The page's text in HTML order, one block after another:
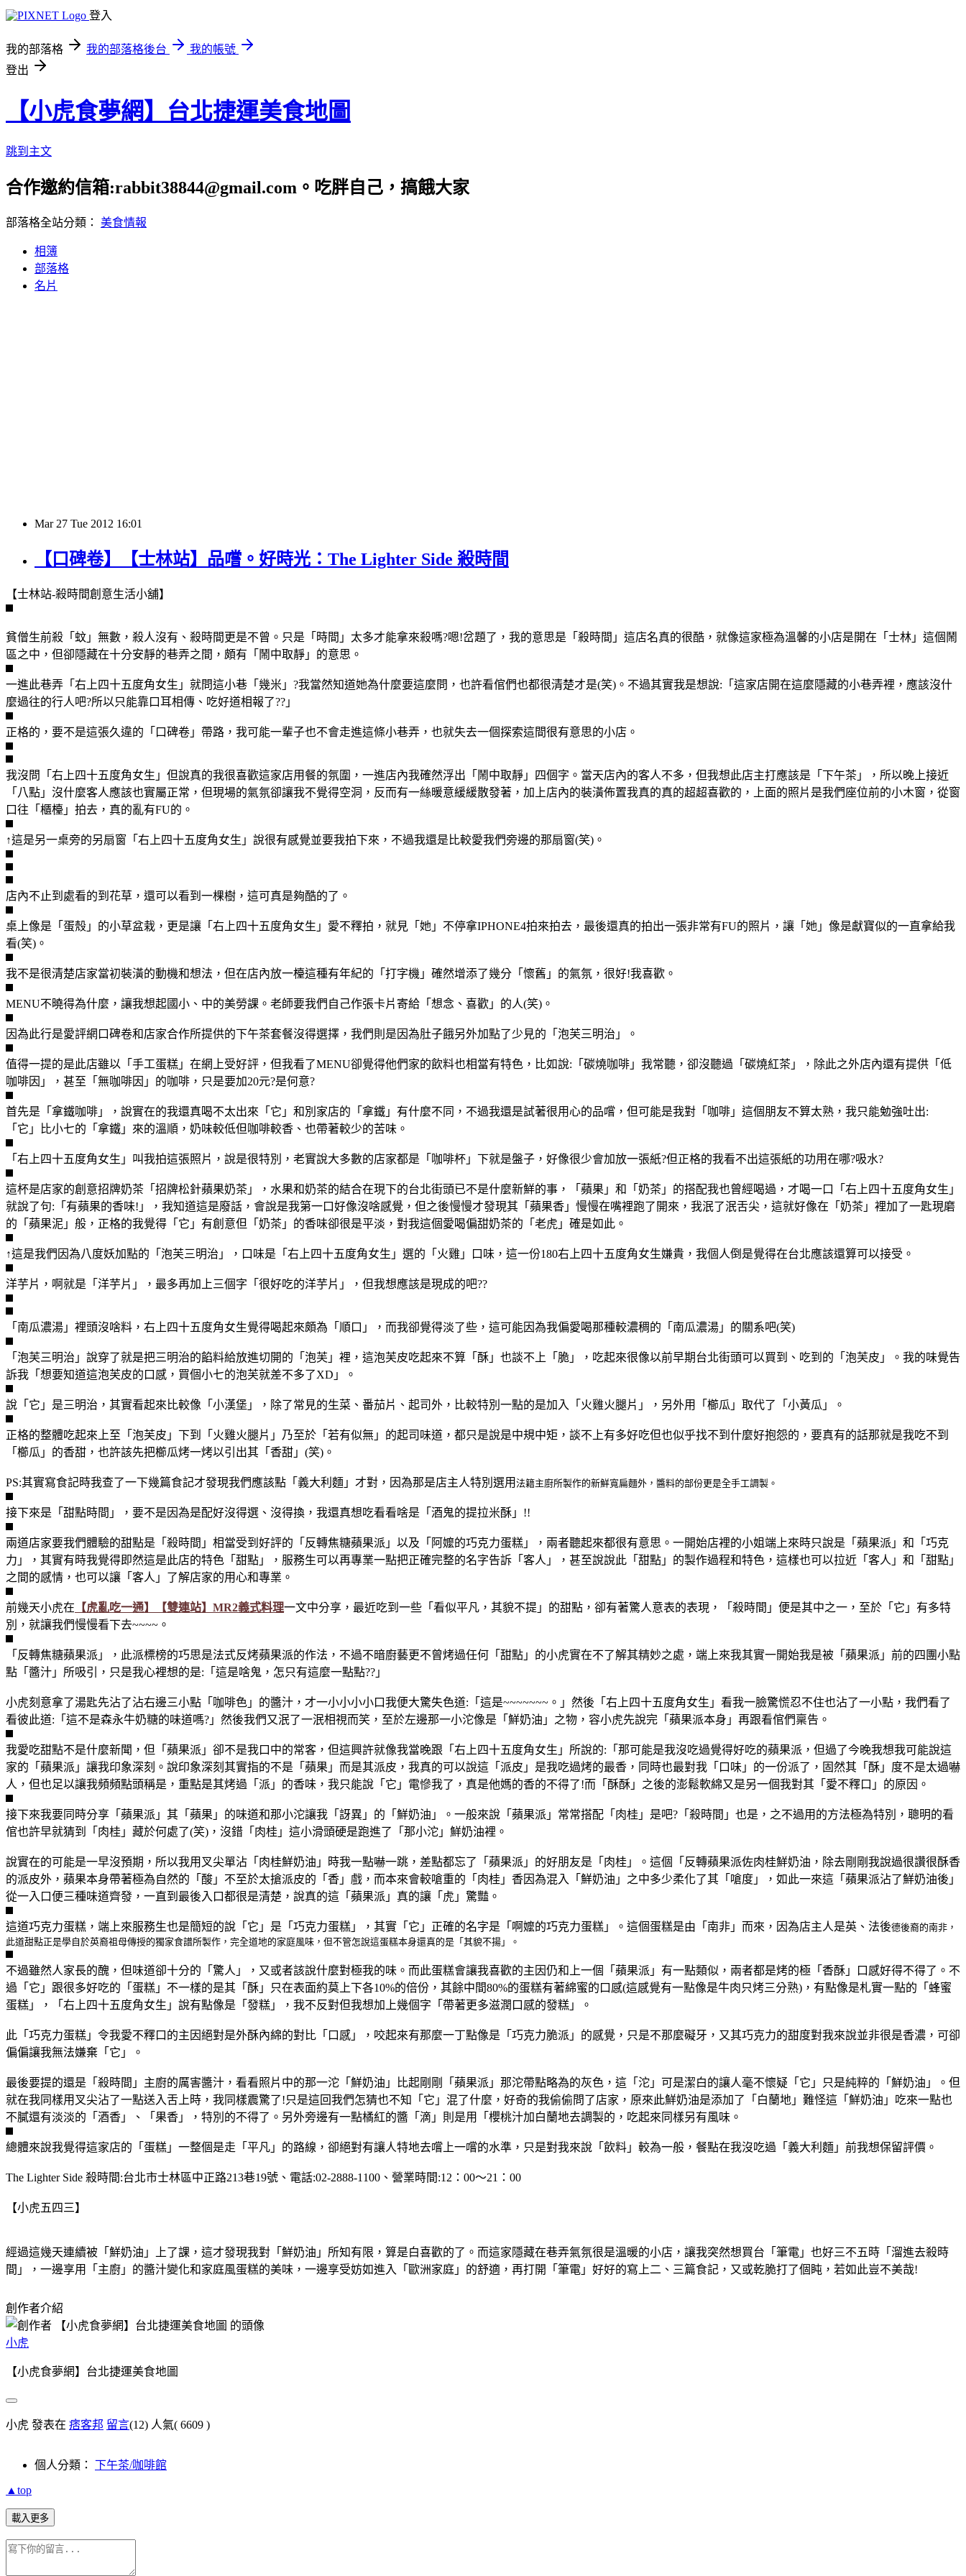
登入
我的部落格 我的部落格後台
我的帳號
登出
【小虎食夢網】台北捷運美食地圖
跳到主文
合作邀約信箱:rabbit38844@gmail.com。吃胖自己，搞餓大家
部落格全站分類： 美食情報
相簿
部落格
名片
Mar 27 Tue 2012 16:01
【口碑卷】【士林站】品嚐。好時光：The Lighter Side 殺時間
【士林站-殺時間創意生活小舖】
貧僧生前殺「蚊」無數，殺人沒有、殺時間更是不曾。只是「時間」太多才能拿來殺嗎?嗯!岔題了，我的意思是「殺時間」這店名真的很酷，就像這家極為溫馨的小店是開在「士林」這個鬧
區之中，但卻隱藏在十分安靜的巷弄之間，頗有「鬧中取靜」的意思。
一進此巷弄「右上四十五度角女生」就問這小巷「幾米」?我當然知道她為什麼要這麼問，也許看倌們也都很清楚才是(笑)。不過其實我是想說:「這家店開在這麼隱藏的小巷弄裡，應該沒什
麼過往的行人吧?所以只能靠口耳相傳、吃好道相報了??」
正格的，要不是這張久違的「口碑卷」帶路，我可能一輩子也不會走進這條小巷弄，也就失去一個探索這間很有意思的小店。
我沒問「右上四十五度角女生」但說真的我很喜歡這家店用餐的氛圍，一進店內我確然浮出「鬧中取靜」四個字。當天店內的客人不多，但我想此店主打應該是「下午茶」，所以晚上接近
「八點」沒什麼客人應該也實屬正常，但現場的氣氛卻讓我不覺得空洞，反而有一絲暖意緩緩散發著，加上店內的裝潢佈置我真的真的超超喜歡的，上面的照片是我們座位前的小木窗，從窗
口往「櫃檯」拍去，真的亂有FU的。
↑這是另一桌旁的另扇窗「右上四十五度角女生」說很有感覺並要我拍下來，不過我還是比較愛我們旁邊的那扇窗(笑)。
店內不止到處看的到花草，還可以看到一棵樹，這可真是夠酷的了。
桌上像是「蛋殼」的小草盆栽，更是讓「右上四十五度角女生」愛不釋拍，就見「她」不停拿IPHONE4拍來拍去，最後還真的拍出一張非常有FU的照片，讓「她」像是獻寶似的一直拿給我
看(笑)。
我不是很清楚店家當初裝潢的動機和想法，但在店內放一檯這種有年紀的「打字機」確然增添了幾分「懷舊」的氣氛，很好!我喜歡。
MENU不曉得為什麼，讓我想起國小、中的美勞課。老師要我們自己作張卡片寄給「想念、喜歡」的人(笑)。
因為此行是愛評網口碑卷和店家合作所提供的下午茶套餐沒得選擇，我們則是因為肚子餓另外加點了少見的「泡芙三明治」。
值得一提的是此店雖以「手工蛋糕」在網上受好評，但我看了MENU卻覺得他們家的飲料也相當有特色，比如說:「碳燒咖啡」我常聽，卻沒聽過「碳燒紅茶」，除此之外店內還有提供「低
咖啡因」，甚至「無咖啡因」的咖啡，只是要加20元?是何意?
首先是「拿鐵咖啡」，說實在的我還真喝不太出來「它」和別家店的「拿鐵」有什麼不同，不過我還是試著很用心的品嚐，但可能是我對「咖啡」這個朋友不算太熟，我只能勉強吐出:
「它」比小七的「拿鐵」來的溫順，奶味較低但咖啡較香、也帶著較少的苦味。
「右上四十五度角女生」叫我拍這張照片，說是很特別，老實說大多數的店家都是「咖啡杯」下就是盤子，好像很少會加放一張紙?但正格的我看不出這張紙的功用在哪?吸水?
這杯是店家的創意招牌奶茶「招牌松針蘋果奶茶」，水果和奶茶的結合在現下的台北街頭已不是什麼新鮮的事，「蘋果」和「奶茶」的搭配我也曾經喝過，才喝一口「右上四十五度角女生」
就說了句:「有蘋果的香味!」，我知道這是廢話，會說是我第一口好像沒啥感覺，但之後慢慢才發現其「蘋果香」慢慢在嘴裡跑了開來，我泯了泯舌尖，這就好像在「奶茶」裡加了一匙現磨
的「蘋果泥」般，正格的我覺得「它」有創意但「奶茶」的香味卻很是平淡，對我這個愛喝偏甜奶茶的「老虎」確是如此。
↑這是我們因為八度妖加點的「泡芙三明治」，口味是「右上四十五度角女生」選的「火雞」口味，這一份180右上四十五度角女生嫌貴，我個人倒是覺得在台北應該還算可以接受。
洋芋片，啊就是「洋芋片」，最多再加上三個字「很好吃的洋芋片」，但我想應該是現成的吧??
「南瓜濃湯」裡頭沒啥料，右上四十五度角女生覺得喝起來頗為「順口」，而我卻覺得淡了些，這可能因為我偏愛喝那種較濃稠的「南瓜濃湯」的關系吧(笑)
「泡芙三明治」說穿了就是把三明治的餡料給放進切開的「泡芙」裡，這泡芙皮吃起來不算「酥」也談不上「脆」，吃起來很像以前早期台北街頭可以買到、吃到的「泡芙皮」。我的味覺告
訴我「想要知道這泡芙皮的口感，買個小七的泡芙就差不多了XD」。
說「它」是三明治，其實看起來比較像「小漢堡」，除了常見的生菜、番茄片、起司外，比較特別一點的是加入「火雞火腿片」，另外用「櫛瓜」取代了「小黃瓜」。
正格的整體吃起來上至「泡芙皮」下到「火雞火腿片」乃至於「若有似無」的起司味道，都只是說是中規中矩，談不上有多好吃但也似乎找不到什麼好抱怨的，要真有的話那就是我吃不到
「櫛瓜」的香甜，也許該先把櫛瓜烤一烤以引出其「香甜」(笑)。
PS:其實寫食記時我查了一下幾篇食記才發現我們應該點「義大利麵」才對，因為那是店主人特別選用 法籍主廚所製作的新鮮寬扁麵外，醬料的部份更是全手工調製。
接下來是「甜點時間」，要不是因為是配好沒得選、沒得換，我還真想吃看看啥是「酒鬼的提拉米酥」!!
兩道店家要我們體驗的甜點是「殺時間」相當受到好評的「反轉焦糖蘋果派」以及「阿嬤的巧克力蛋糕」，兩者聽起來都很有意思。一開始店裡的小姐端上來時只說是「蘋果派」和「巧克
力」，其實有時我覺得即然這是此店的特色「甜點」，服務生可以再專業一點把正確完整的名字告訴「客人」，甚至說說此「甜點」的製作過程和特色，這樣也可以拉近「客人」和「甜點」
之間的感情，也可以讓「客人」了解店家的用心和專業。
前幾天小虎在 【虎亂吃一通】【雙連站】MR2義式料理一文中分享，最近吃到一些「看似平凡，其貌不提」的甜點，卻有著驚人意表的表現，「殺時間」便是其中之一，至於「它」有多特
別，就讓我們慢慢看下去~~~~。
「反轉焦糖蘋果派」，此派標榜的巧思是法式反烤蘋果派的作法，不過不暗廚藝更不曾烤過任何「甜點」的小虎實在不了解其精妙之處，端上來我其實一開始我是被「蘋果派」前的四團小點
點「醬汁」所吸引，只是我心裡想的是:「這是啥鬼，怎只有這麼一點點??」
小虎刻意拿了湯匙先沾了沾右邊三小點「咖啡色」的醬汁，才一小小小小口我便大驚失色道:「這是~~~~~~~。」然後「右上四十五度角女生」看我一臉驚慌忍不住也沾了一小點，我們看了
看彼此道:「這不是森永牛奶糖的味道嗎?」然後我們又泯了一泯相視而笑，至於左邊那一小沱像是「鮮奶油」之物，容小虎先說完「蘋果派本身」再跟看倌們稟告。
我愛吃甜點不是什麼新聞，但「蘋果派」卻不是我口中的常客，但這興許就像我當晚跟「右上四十五度角女生」所說的:「那可能是我沒吃過覺得好吃的蘋果派，但過了今晚我想我可能說這
家的「蘋果派」讓我印象深刻。說印象深刻其實指的不是「蘋果」而是其派皮，我真的可以說這「派皮」是我吃過烤的最香，同時也最對我「口味」的一份派了，固然其「酥」度不是太過嚇
人，但也足以讓我頻頻點頭稱是，重點是其烤過「派」的香味，我只能說「它」電慘我了，真是他媽的香的不得了!而「酥酥」之後的澎鬆軟綿又是另一個我對其「愛不釋口」的原因。
接下來我要同時分享「蘋果派」其「蘋果」的味道和那小沱讓我「訝異」的「鮮奶油」。一般來說「蘋果派」常常搭配「肉桂」是吧?「殺時間」也是，之不過用的方法極為特別，聰明的看
倌也許早就猜到「肉桂」藏於何處了(笑)，沒錯「肉桂」這小滑頭硬是跑進了「那小沱」鮮奶油裡。
說實在的可能是一早沒預期，所以我用叉尖單沾「肉桂鮮奶油」時我一點嚇一跳，差點都忘了「蘋果派」的好朋友是「肉桂」。這個「反轉蘋果派佐肉桂鮮奶油，除去剛剛我說過很讚很酥香
的派皮外，蘋果本身帶著極為自然的「酸」不至於太搶派皮的「香」戲，而本來會較嗆重的「肉桂」香因為混入「鮮奶油」之中多少柔化了其「嗆度」，如此一來這「蘋果派沾了鮮奶油後」
從一入口便三種味道齊發，一直到最後入口都很是清楚，說真的這「蘋果派」真的讓「虎」驚豔。
這道巧克力蛋糕，端上來服務生也是簡短的說「它」是「巧克力蛋糕」，其實「它」正確的名字是「啊嬤的巧克力蛋糕」。這個蛋糕是由「南非」而來，因為店主人是英、法後德後裔的南非，
此道甜點正是學自於英裔祖母傳授的獨家食譜所製作，完全道地的家庭風味，但不管怎說這蛋糕本身還真的是「其貌不揚」。
不過雖然人家長的醜，但味道卻十分的「驚人」，又或者該說什麼對極我的味。而此蛋糕會讓我喜歡的主因仍和上一個「蘋果派」有一點類似，兩者都是烤的極「香酥」口感好得不得了。不
過「它」跟很多好吃的「蛋糕」不一樣的是其「酥」只在表面約莫上下各10%的倍份，其餘中間80%的蛋糕有著綿蜜的口感(這感覺有一點像是牛肉只烤三分熟)，有點像是札實一點的「蜂蜜
蛋糕」，「右上四十五度角女生」說有點像是「發糕」，我不反對但我想加上幾個字「帶著更多滋潤口感的發糕」。
此「巧克力蛋糕」令我愛不釋口的主因絕對是外酥內綿的對比「口感」，咬起來有那麼一丁點像是「巧克力脆派」的感覺，只是不那麼礙牙，又其巧克力的甜度對我來說並非很是香濃，可卻
偏偏讓我無法嫌棄「它」。
最後要提的還是「殺時間」主廚的厲害醬汁，看看照片中的那一沱「鮮奶油」比起剛剛「蘋果派」那沱帶點略為的灰色，這「沱」可是潔白的讓人毫不懷疑「它」只是純粹的「鮮奶油」。但
就在我同樣用叉尖沾了一點送入舌上時，我同樣震驚了!只是這回我們怎猜也不知「它」混了什麼，好奇的我偷偷問了店家，原來此鮮奶油是添加了「白蘭地」難怪這「鮮奶油」吃來一點也
不膩還有淡淡的「酒香」、「果香」，特別的不得了。另外旁邊有一點橘紅的醬「滴」則是用「櫻桃汁加白蘭地去調製的，吃起來同樣另有風味。
總體來說我覺得這家店的「蛋糕」一整個是走「平凡」的路線，卻絕對有讓人特地去嚐上一嚐的水準，只是對我來說「飲料」較為一般，餐點在我沒吃過「義大利麵」前我想保留評價。
The Lighter Side 殺時間:台北市士林區中正路213巷19號、電話:02-2888-1100、營業時間:12：00～21：00
【小虎五四三】
經過這幾天連續被「鮮奶油」上了課，這才發現我對「鮮奶油」所知有限，算是白喜歡的了。而這家隱藏在巷弄氣氛很是溫暖的小店，讓我突然想買台「筆電」也好三不五時「溜進去殺時
間」，一邊享用「主廚」的醬汁變化和家庭風蛋糕的美味，一邊享受妨如進入「歐洲家庭」的舒適，再打開「筆電」好好的寫上二、三篇食記，又或乾脆打了個盹，若如此豈不美哉!
創作者介紹
小虎
【小虎食夢網】台北捷運美食地圖
小虎 發表在 痞客邦 留言(12) 人氣( 6609 )
個人分類： 下午茶/咖啡館
▲top
載入更多